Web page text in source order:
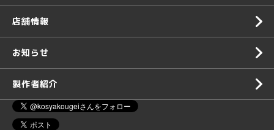
店舗情報
お知らせ
製作者紹介